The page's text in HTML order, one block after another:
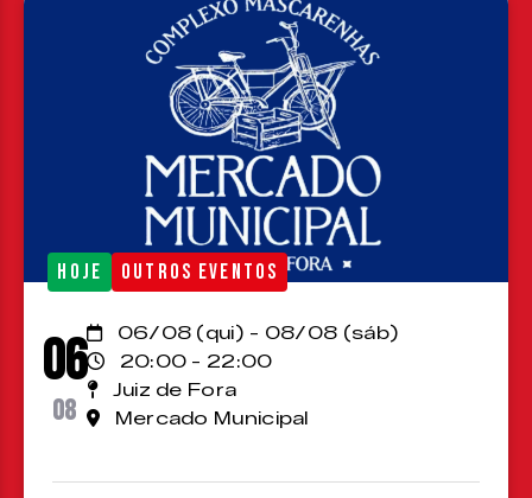
HOJE OUTROS EVENTOS
06
08
06/08 (qui) - 08/08 (sáb)
20:00 - 22:00
Juiz de Fora
Mercado Municipal